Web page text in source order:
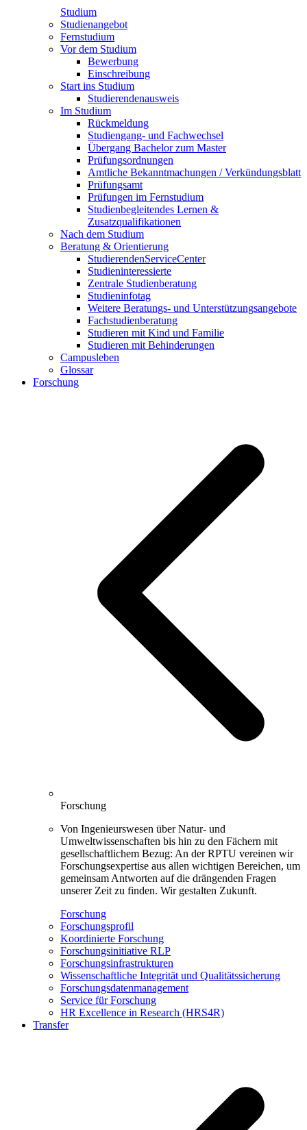
Studium
Studienangebot
Fernstudium
Vor dem Studium
Bewerbung
Einschreibung
Start ins Studium
Studierendenausweis
Im Studium
Rückmeldung
Studiengang- und Fachwechsel
Übergang Bachelor zum Master
Prüfungsordnungen
Amtliche Bekanntmachungen / Verkündungsblatt
Prüfungsamt
Prüfungen im Fernstudium
Studienbegleitendes Lernen &
Zusatzqualifikationen
Nach dem Studium
Beratung & Orientierung
StudierendenServiceCenter
Studieninteressierte
Zentrale Studienberatung
Studieninfotag
Weitere Beratungs- und Unterstützungsangebote
Fachstudienberatung
Studieren mit Kind und Familie
Studieren mit Behinderungen
Campusleben
Glossar
Forschung
Forschung
Von Ingenieurswesen über Natur- und
Umweltwissenschaften bis hin zu den Fächern mit
gesellschaftlichem Bezug: An der RPTU vereinen wir
Forschungsexpertise aus allen wichtigen Bereichen, um
gemeinsam Antworten auf die drängenden Fragen
unserer Zeit zu finden. Wir gestalten Zukunft.
Forschung
Forschungsprofil
Koordinierte Forschung
Forschungsinitiative RLP
Forschungsinfrastrukturen
Wissenschaftliche Integrität und Qualitätssicherung
Forschungsdatenmanagement
Service für Forschung
HR Excellence in Research (HRS4R)
Transfer